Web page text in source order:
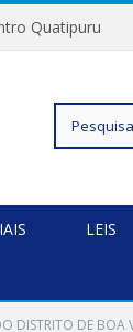
Quatipuru
Pesquisar
LEIS
DISTRITO DE BOA